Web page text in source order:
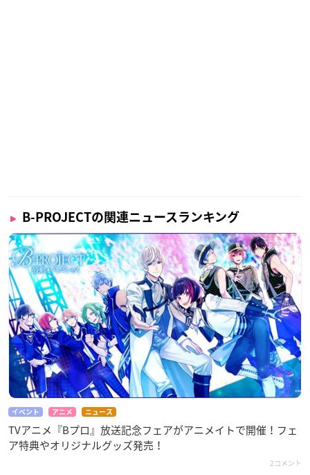
B-PROJECTの関連ニュースランキング
イベント アニメ ニュース
TVアニメ『Bプロ』放送記念フェアがアニメイトで開催！フェ
ア特典やオリジナルグッズ発売！
2コメント